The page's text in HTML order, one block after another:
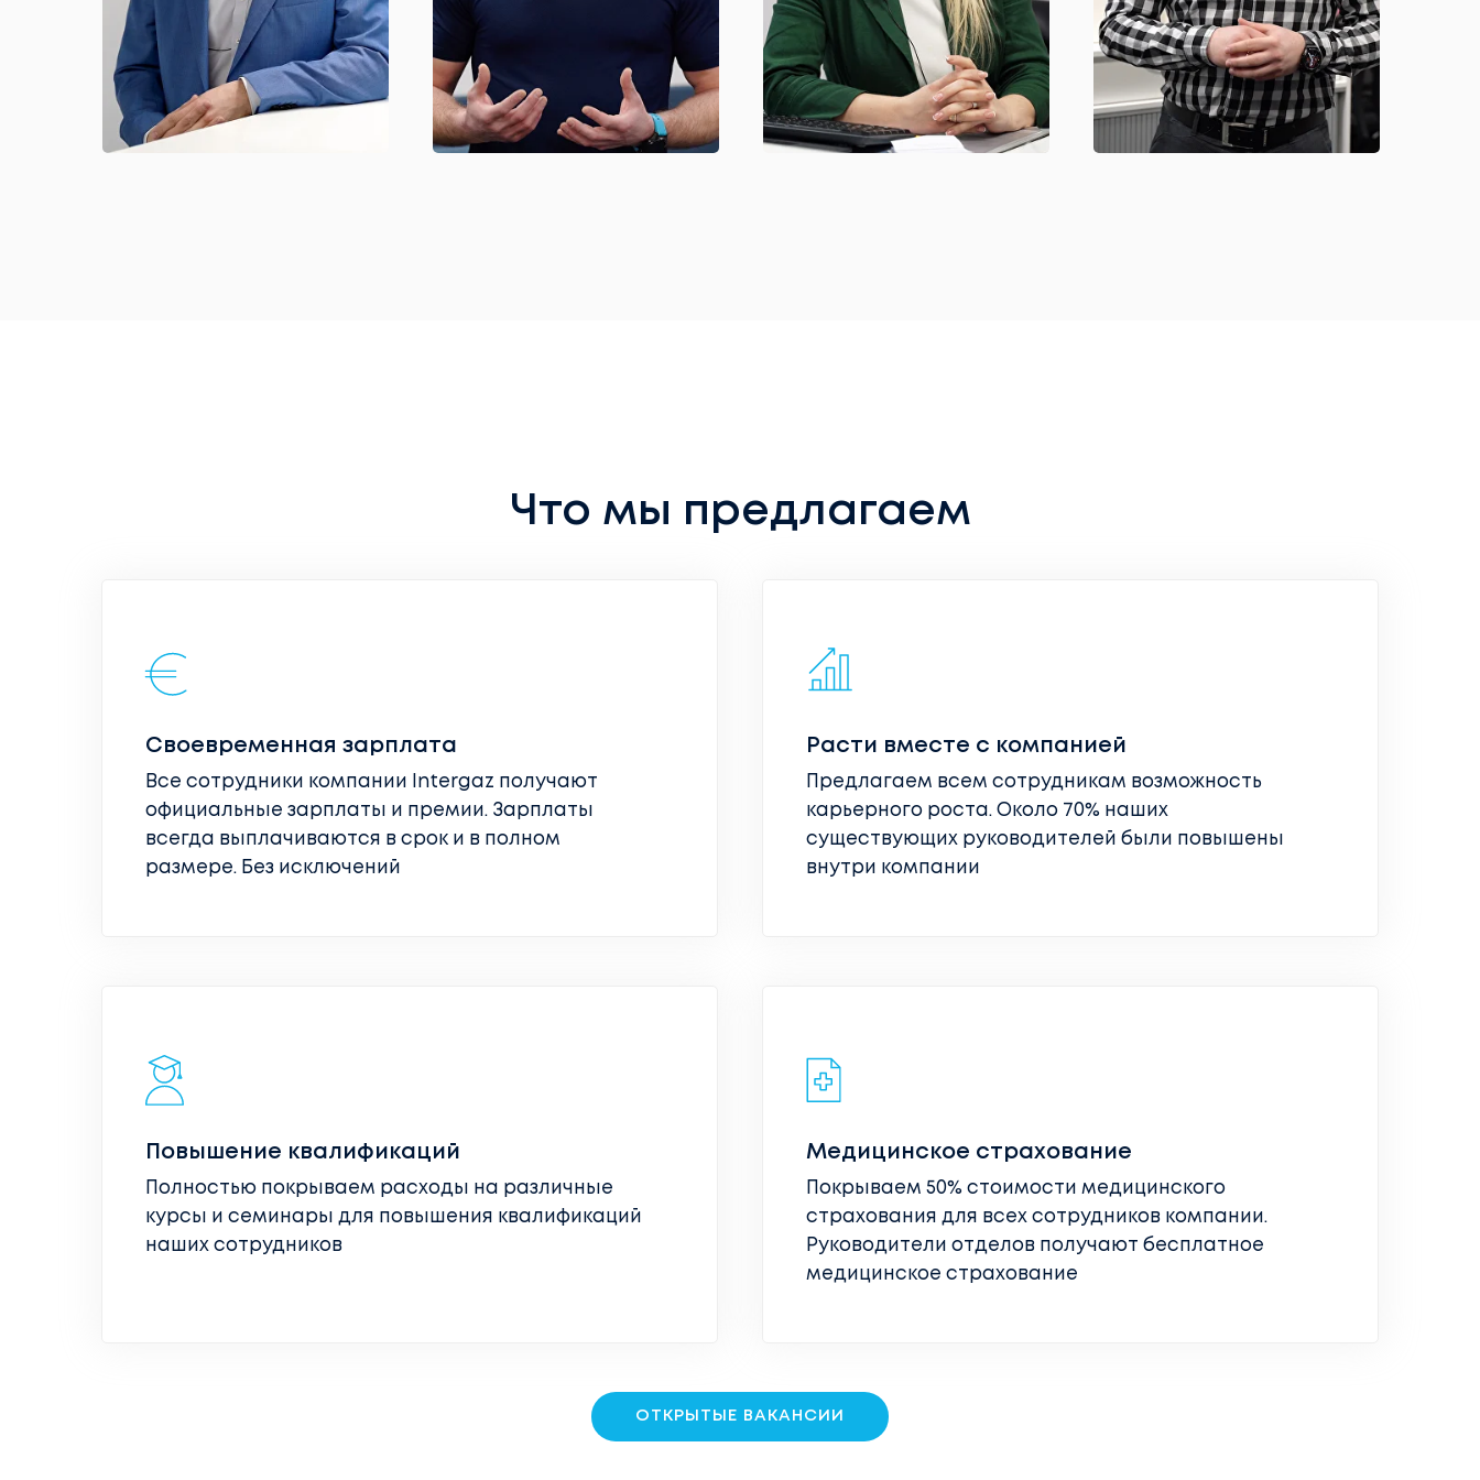
Что мы предлагаем
Расти вместе с компанией
Предлагаем всем сотрудникам возможность
карьерного роста. Около 70% наших
существующих руководителей были повышены
внутри компании
Медицинское страхование
Покрываем 50% стоимости медицинского
страхования для всех сотрудников компании.
Руководители отделов получают бесплатное
медицинское страхование
Своевременная зарплата
Все сотрудники компании Intergaz получают
официальные зарплаты и премии. Зарплаты
всегда выплачиваются в срок и в полном
размере. Без исключений
Повышение квалификаций
Полностью покрываем расходы на различные
курсы и семинары для повышения квалификаций
наших сотрудников
ОТКРЫТЫЕ ВАКАНСИИ